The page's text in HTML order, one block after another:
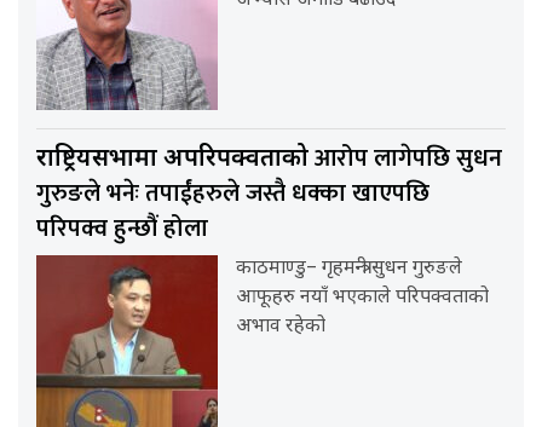
राष्ट्रियसभामा अपरिपक्वताकोआरोप लागेपछि सुधन
गुरुङले भनेः तपाईंहरुले जस्तै धक्का खाएपछि
परिपक्व हुन्छौं होला
काठमाण्डु– गृहमन्त्री सुधन गुरुङले
आफूहरु नयाँ भएकाले परिपक्वताको
अभाव रहेको